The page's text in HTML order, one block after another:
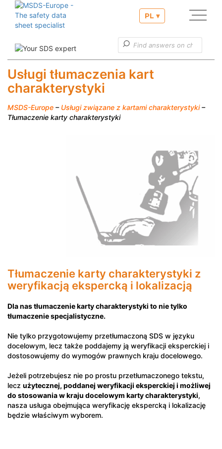
PL ▾
Nasze usługi
Nasze usługi w zakresie zgłoszeń PCN
Użyteczne informację
Usługi tłumaczenia kart
charakterystyki
MSDS-Europe – Usługi związane z kartami charakterystyki–
Tłumaczenie karty charakterystyki
Tłumaczenie karty charakterystyki z
weryfikacją ekspercką i lokalizacją
Dla nas tłumaczenie karty charakterystyki to nie tylko
tłumaczenie specjalistyczne.
Nie tylko przygotowujemy przetłumaczoną SDS w języku
docelowym, lecz także poddajemy ją weryfikacji eksperckiej i
dostosowujemy do wymogów prawnych kraju docelowego.
Jeżeli potrzebujesz nie po prostu przetłumaczonego tekstu,
lecz użytecznej, poddanej weryfikacji eksperckiej i możliwej
do stosowania w kraju docelowym karty charakterystyki,
nasza usługa obejmująca weryfikację ekspercką i lokalizację
będzie właściwym wyborem.